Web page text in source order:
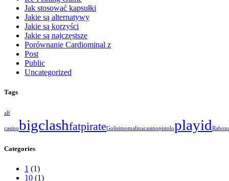
Jak stosować kapsułki
Jakie są alternatywy
Jakie są korzyści
Jakie są najczęstsze
Porównanie Cardiominal z
Post
Public
Uncategorized
Tags
alf
casinobigclashfatpirateGolisimomalinacasinopistoloplayid
Categories
1 (1)
10 (1)